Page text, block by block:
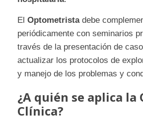
El Optometristadebe
periódicamente con seminarios
través de la presentación de
actualizar los protocolos de
y manejo de los problemas y
¿A quién se aplica
Clínica?